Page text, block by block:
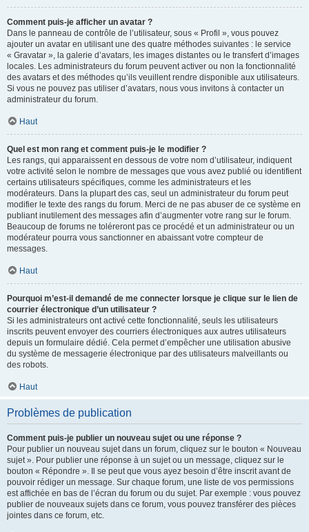
Comment puis-je afficher un avatar ?
Dans le panneau de contrôle de l’utilisateur, sous « Profil », vous pouvez
ajouter un avatar en utilisant une des quatre méthodes suivantes : le service
« Gravatar », la galerie d’avatars, les images distantes ou le transfert d’images
locales. Les administrateurs du forum peuvent activer ou non la fonctionnalité
des avatars et des méthodes qu’ils veuillent rendre disponible aux utilisateurs.
Si vous ne pouvez pas utiliser d’avatars, nous vous invitons à contacter un
administrateur du forum.
Haut
Quel est mon rang et comment puis-je le modifier ?
Les rangs, qui apparaissent en dessous de votre nom d’utilisateur, indiquent
votre activité selon le nombre de messages que vous avez publié ou identifient
certains utilisateurs spécifiques, comme les administrateurs et les
modérateurs. Dans la plupart des cas, seul un administrateur du forum peut
modifier le texte des rangs du forum. Merci de ne pas abuser de ce système en
publiant inutilement des messages afin d’augmenter votre rang sur le forum.
Beaucoup de forums ne toléreront pas ce procédé et un administrateur ou un
modérateur pourra vous sanctionner en abaissant votre compteur de
messages.
Haut
Pourquoi m’est-il demandé de me connecter lorsque je clique sur le lien de
courrier électronique d’un utilisateur ?
Si les administrateurs ont activé cette fonctionnalité, seuls les utilisateurs
inscrits peuvent envoyer des courriers électroniques aux autres utilisateurs
depuis un formulaire dédié. Cela permet d’empêcher une utilisation abusive
du système de messagerie électronique par des utilisateurs malveillants ou
des robots.
Haut
Problèmes de publication
Comment puis-je publier un nouveau sujet ou une réponse ?
Pour publier un nouveau sujet dans un forum, cliquez sur le bouton « Nouveau
sujet ». Pour publier une réponse à un sujet ou un message, cliquez sur le
bouton « Répondre ». Il se peut que vous ayez besoin d’être inscrit avant de
pouvoir rédiger un message. Sur chaque forum, une liste de vos permissions
est affichée en bas de l’écran du forum ou du sujet. Par exemple : vous pouvez
publier de nouveaux sujets dans ce forum, vous pouvez transférer des pièces
jointes dans ce forum, etc.